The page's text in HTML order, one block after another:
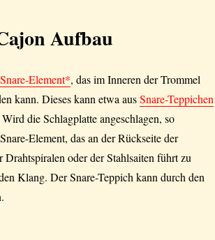
Aufbau
Snare-Element*, das im Inneren der Trommel
kann. Dieses kann etwa ausSnare-Teppichen
die Schlagplatte angeschlagen, so
Element, das an der Rückseite der
oder der Stahlsaiten führt zu
Klang. Der Snare-Teppich kann durch den